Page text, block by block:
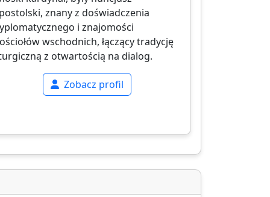
znany z doświadczenia
i znajomości
wschodnich, łączący tradycję
z otwartością na dialog.
Zobacz profil